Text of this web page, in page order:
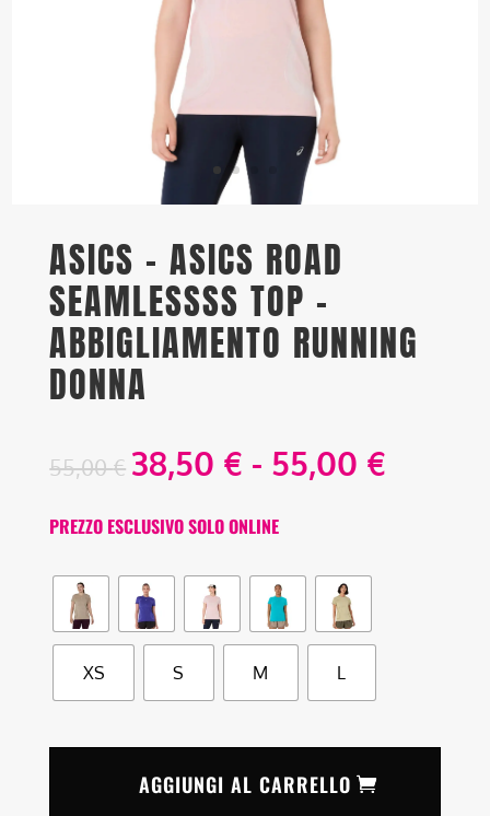
ASICS – ASICS ROAD
SEAMLESSSS TOP –
ABBIGLIAMENTO RUNNING
DONNA
55,00€ 38,50 € - 55,00 €
PREZZO ESCLUSIVO SOLO ONLINE
XS S M L
AGGIUNGI AL CARRELLO